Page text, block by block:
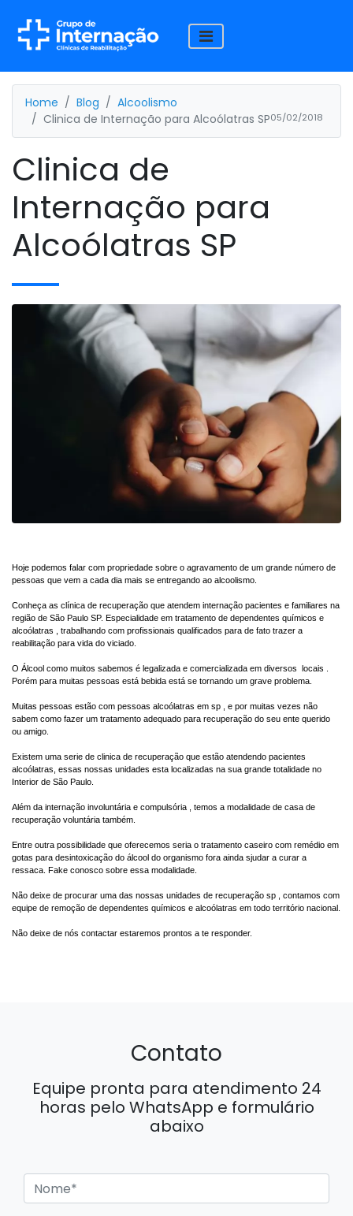
Home Blog
Alcoolismo
Clinica de Internação para Alcoólatras SP05/02/2018
Clinica de
Internação para
Alcoólatras SP
Hoje podemos falar com propriedade sobre o agravamento de um grande número de
pessoas que vem a cada dia mais se entregando ao alcoolismo.
Conheça as clínica de recuperação que atendem internação pacientes e familiares na
região de São Paulo SP. Especialidade em tratamento de dependentes químicos e
alcoólatras , trabalhando com profissionais qualificados para de fato trazer a
reabilitação para vida do viciado.
O Álcool como muitos sabemos é legalizada e comercializada em diversos locais .
Porém para muitas pessoas está bebida está se tornando um grave problema.
Muitas pessoas estão com pessoas alcoólatras em sp , e por muitas vezes não
sabem como fazer um tratamento adequado para recuperação do seu ente querido
ou amigo.
Existem uma serie de clinica de recuperação que estão atendendo pacientes
alcoólatras, essas nossas unidades esta localizadas na sua grande totalidade no
Interior de São Paulo.
Além da internação involuntária e compulsória , temos a modalidade de casa de
recuperação voluntária também.
Entre outra possibilidade que oferecemos seria o tratamento caseiro com remédio em
gotas para desintoxicação do álcool do organismo fora ainda sjudar a curar a
ressaca. Fake conosco sobre essa modalidade.
Não deixe de procurar uma das nossas unidades de recuperação sp , contamos com
equipe de remoção de dependentes químicos e alcoólatras em todo território nacional.
Não deixe de nós contactar estaremos prontos a te responder.
Contato
Equipe pronta para atendimento 24
horas pelo WhatsApp e formulário
abaixo